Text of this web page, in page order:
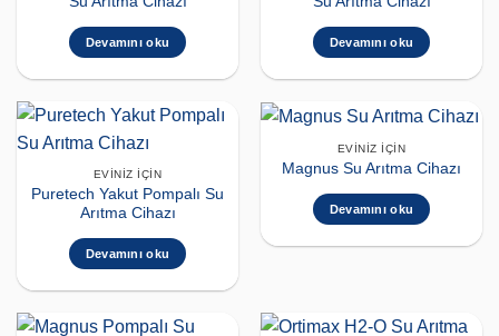
Devamını oku Devamını oku
EVINIZ İÇIN
Puretech Yakut Pompalı Su
Arıtma Cihazı
Devamını oku
EVINIZ İÇIN
Magnus Su Arıtma Cihazı
Devamını oku